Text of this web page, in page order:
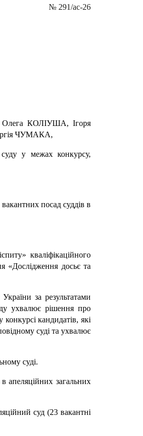
№ 291/ас-26
КОЛІУША, Ігоря
ЧУМАКА,
у межах конкурсу,
посад суддів в
кваліфікаційного
«Дослідження досьє та
за результатами
ухвалює рішення про
кандидатів, які
суді та ухвалює
суді.
апеляційних загальних
суд (23 вакантні